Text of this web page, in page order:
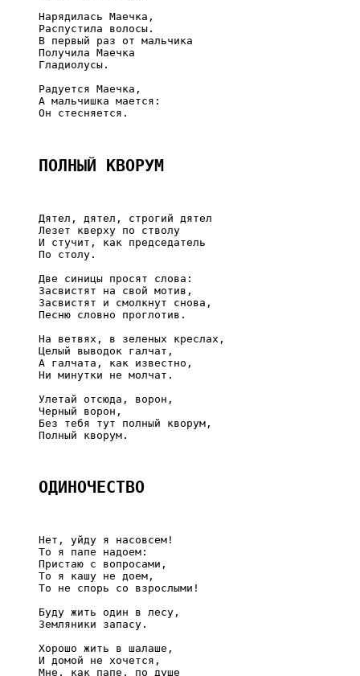
     Нарядилась Маечка,
     Распустила волосы.
     В первый раз от мальчика
     Получила Маечка
     Гладиолусы.
     Радуется Маечка,
     А мальчишка мается:
     Он стесняется.
ПОЛНЫЙ КВОРУМ
     Дятел, дятел, строгий дятел
     Лезет кверху по стволу
     И стучит, как председатель
     По столу.
     Две синицы просят слова:
     Засвистят на свой мотив,
     Засвистят и смолкнут снова,
     Песню словно проглотив.
     На ветвях, в зеленых креслах,
     Целый выводок галчат,
     А галчата, как известно,
     Ни минутки не молчат.
     Улетай отсюда, ворон,
     Черный ворон,
     Без тебя тут полный кворум,
     Полный кворум.
ОДИНОЧЕСТВО
     Нет, уйду я насовсем!
     То я папе надоем:
     Пристаю с вопросами,
     То я кашу не доем,
     То не спорь со взрослыми!
     Буду жить один в лесу,
     Земляники запасу.
     Хорошо жить в шалаше,
     И домой не хочется,
     Мне, как папе, по душе